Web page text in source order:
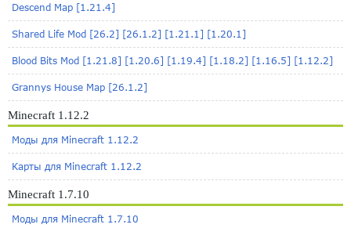
Descend Map [1.21.4]
Shared Life Mod [26.2] [26.1.2] [1.21.1] [1.20.1]
Blood Bits Mod [1.21.8] [1.20.6] [1.19.4] [1.18.2] [1.16.5] [1.12.2]
Grannys House Map [26.1.2]
Minecraft 1.12.2
Моды для Minecraft 1.12.2
Карты для Minecraft 1.12.2
Minecraft 1.7.10
Моды для Minecraft 1.7.10